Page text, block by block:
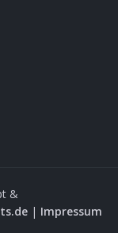
&
| Impressum